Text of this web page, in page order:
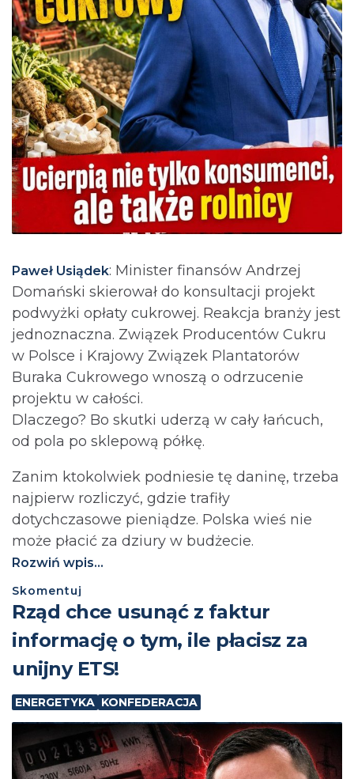
Paweł Usiądek: Minister finansów Andrzej
Domański skierował do konsultacji projekt
podwyżki opłaty cukrowej. Reakcja branży jest
jednoznaczna. Związek Producentów Cukru
w Polsce i Krajowy Związek Plantatorów
Buraka Cukrowego wnoszą o odrzucenie
projektu w całości.
Dlaczego? Bo skutki uderzą w cały łańcuch,
od pola po sklepową półkę.
Zanim ktokolwiek podniesie tę daninę, trzeba
najpierw rozliczyć, gdzie trafiły
dotychczasowe pieniądze. Polska wieś nie
może płacić za dziury w budżecie.⁩
Rozwiń wpis...
Skomentuj
Rząd chce usunąć z faktur
informację o tym, ile płacisz za
unijny ETS!
ENERGETYKA KONFEDERACJA